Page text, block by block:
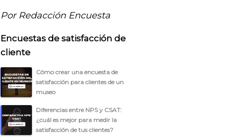
Por Redacción Encuesta
Encuestas de satisfacción de
cliente
Cómo crear una encuesta de
satisfacción para clientes de un
museo
Diferencias entre NPS y CSAT:
¿cuál es mejor para medir la
satisfacción de tus clientes?